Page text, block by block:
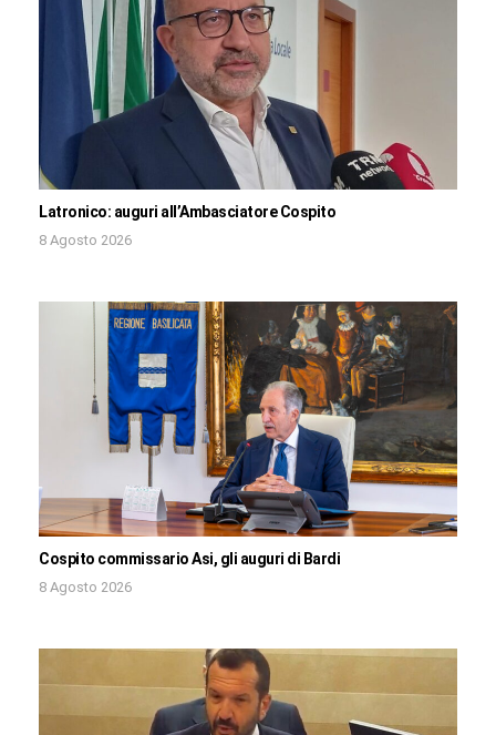
Latronico: auguri all’Ambasciatore Cospito
8 Agosto 2026
Cospito commissario Asi, gli auguri di Bardi
8 Agosto 2026